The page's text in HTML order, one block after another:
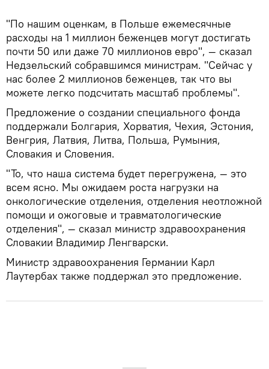
"По нашим оценкам, в Польше ежемесячные
расходы на 1 миллион беженцев могут достигать
почти 50 или даже 70 миллионов евро", — сказал
Недзельский собравшимся министрам. "Сейчас у
нас более 2 миллионов беженцев, так что вы
можете легко подсчитать масштаб проблемы".
Предложение о создании специального фонда
поддержали Болгария, Хорватия, Чехия, Эстония,
Венгрия, Латвия, Литва, Польша, Румыния,
Словакия и Словения.
"То, что наша система будет перегружена, — это
всем ясно. Мы ожидаем роста нагрузки на
онкологические отделения, отделения неотложной
помощи и ожоговые и травматологические
отделения", — сказал министр здравоохранения
Словакии Владимир Ленгварски.
Министр здравоохранения Германии Карл
Лаутербах также поддержал это предложение.